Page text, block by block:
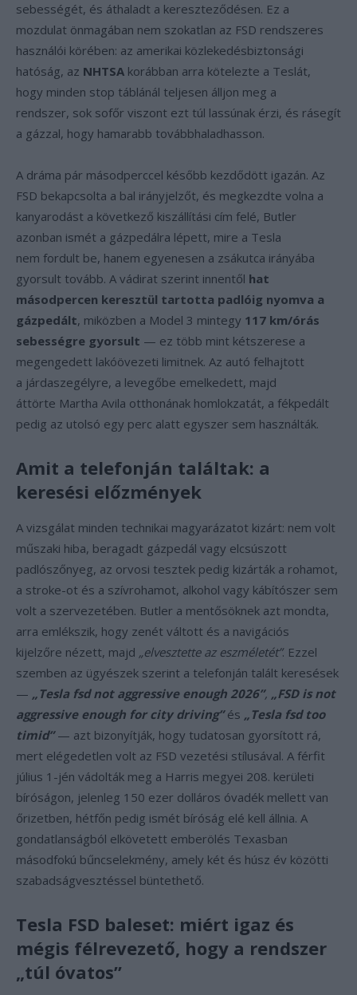
sebességét, és áthaladt a kereszteződésen. Ez a
mozdulat önmagában nem szokatlan az FSD rendszeres
használói körében: az amerikai közlekedésbiztonsági
hatóság, az NHTSA korábban arra kötelezte a Teslát,
hogy minden stop táblánál teljesen álljon meg a
rendszer, sok sofőr viszont ezt túl lassúnak érzi, és rásegít
a gázzal, hogy hamarabb továbbhaladhasson.
A dráma pár másodperccel később kezdődött igazán. Az
FSD bekapcsolta a bal irányjelzőt, és megkezdte volna a
kanyarodást a következő kiszállítási cím felé, Butler
azonban ismét a gázpedálra lépett, mire a Tesla
nem fordult be, hanem egyenesen a zsákutca irányába
gyorsult tovább. A vádirat szerint innentől hat
másodpercen keresztül tartotta padlóig nyomva a
gázpedált, miközben a Model 3 mintegy 117 km/órás
sebességre gyorsult — ez több mint kétszerese a
megengedett lakóövezeti limitnek. Az autó felhajtott
a járdaszegélyre, a levegőbe emelkedett, majd
áttörte Martha Avila otthonának homlokzatát, a fékpedált
pedig az utolsó egy perc alatt egyszer sem használták.
Amit a telefonján találtak: a
keresési előzmények
A vizsgálat minden technikai magyarázatot kizárt: nem volt
műszaki hiba, beragadt gázpedál vagy elcsúszott
padlószőnyeg, az orvosi tesztek pedig kizárták a rohamot,
a stroke-ot és a szívrohamot, alkohol vagy kábítószer sem
volt a szervezetében. Butler a mentősöknek azt mondta,
arra emlékszik, hogy zenét váltott és a navigációs
kijelzőre nézett, majd „elvesztette az eszméletét”. Ezzel
szemben az ügyészek szerint a telefonján talált keresések
— „Tesla fsd not aggressive enough 2026”, „FSD is not
aggressive enough for city driving”és „Tesla fsd too
timid” — azt bizonyítják, hogy tudatosan gyorsított rá,
mert elégedetlen volt az FSD vezetési stílusával. A férfit
július 1-jén vádolták meg a Harris megyei 208. kerületi
bíróságon, jelenleg 150 ezer dolláros óvadék mellett van
őrizetben, hétfőn pedig ismét bíróság elé kell állnia. A
gondatlanságból elkövetett emberölés Texasban
másodfokú bűncselekmény, amely két és húsz év közötti
szabadságvesztéssel büntethető.
Tesla FSD baleset: miért igaz és
mégis félrevezető, hogy a rendszer
„túl óvatos”